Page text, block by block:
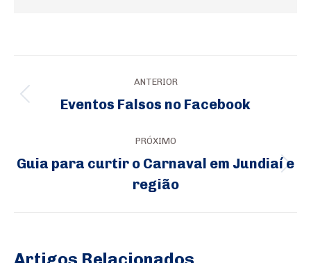
de
ANTERIOR
Post
Eventos Falsos no Facebook
PRÓXIMO
post:
Guia para curtir o Carnaval em Jundiaí e
região